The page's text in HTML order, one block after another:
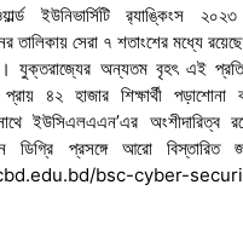
ইউনিভার্সিটি র‍্যাঙ্কিংস
তালিকায় সেরা ৭ শতাংশের মধ্যে
যুক্তরাজ্যের অন্যতম বৃহৎ এই
প্রায় ৪২ হাজার শিক্ষার্থী
সাথে ইউসিএলএএন’এর অংশীদারিত্ব
ডিগ্রি প্রসঙ্গে আরো
bsc-cyber-